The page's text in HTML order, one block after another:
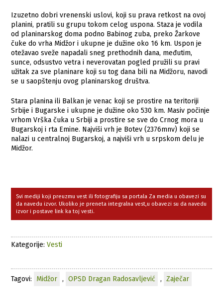
Izuzetno dobri vrenenski uslovi, koji su prava retkost na ovoj
planini, pratili su grupu tokom celog uspona. Staza je vodila
od planinarskog doma podno Babinog zuba, preko Žarkove
čuke do vrha Midžor i ukupne je dužine oko 16 km. Uspon je
otežavao sveže napadali sneg prethodnih dana, međutim,
sunce, odsustvo vetra i neverovatan pogled pružili su pravi
užitak za sve planinare koji su tog dana bili na Midžoru, navodi
se u saopštenju ovog planinarskog društva.
Stara planina ili Balkan je venac koji se prostire na teritoriji
Srbije i Bugarske i ukupne je dužine oko 530 km. Masiv počinje
vrhom Vrška čuka u Srbiji a prostire se sve do Crnog mora u
Bugarskoj i rta Emine. Najviši vrh je Botev (2376mnv) koji se
nalazi u centralnoj Bugarskoj, a najviši vrh u srpskom delu je
Midžor.
Svi mediji koji preuzmu vest ili fotografiju sa portala Za media u obavezi su
da navedu izvor. Ukoliko je preneta integralna vest,u obavezi su da navedu
izvor i postave link ka toj vesti.
Kategorije:Vesti
Tagovi: Midžor , OPSD Dragan Radosavljević , Zaječar